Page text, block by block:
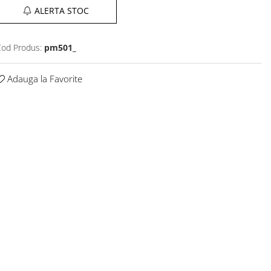
ALERTA STOC
Produs: pm501_
Adauga la Favorite